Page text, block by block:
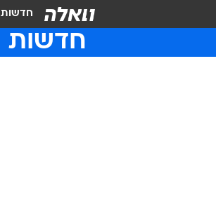
חדשות
חדשות